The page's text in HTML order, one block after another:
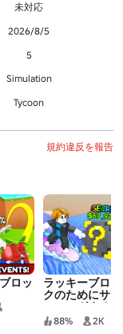
未対応
2026/8/5
5
Simulation
Tycoon
規約違反を報告
ロッ
ラッキーブロッ
クのためにサー
フィングする
88% 2K